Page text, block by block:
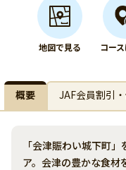
地図で見る コー
概要 JAF会員割引
「会津賑わい城下町
ア。会津の豊かな食材